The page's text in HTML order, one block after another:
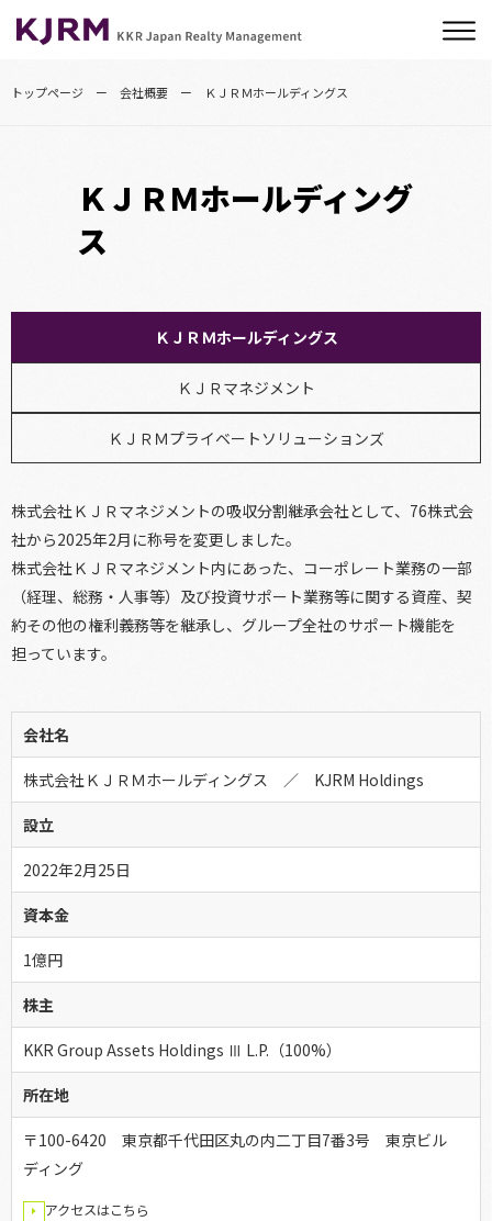
トップページ 会社概要 ＫＪＲＭホールディングス
ＫＪＲＭホールディング
ス
ＫＪＲＭホールディングス
ＫＪＲマネジメント
ＫＪＲＭプライベートソリューションズ
株式会社ＫＪＲマネジメントの吸収分割継承会社として、76株式会
社から2025年2月に称号を変更しました。
株式会社ＫＪＲマネジメント内にあった、コーポレート業務の一部
（経理、総務・人事等）及び投資サポート業務等に関する資産、契
約その他の権利義務等を継承し、グループ全社のサポート機能を
担っています。
会社名
株式会社ＫＪＲＭホールディングス ／ KJRM Holdings
設立
2022年2月25日
資本金
1億円
株主
KKR Group Assets Holdings Ⅲ L.P.（100%）
所在地
〒100-6420 東京都千代田区丸の内二丁目7番3号 東京ビル
ディング
アクセスはこちら